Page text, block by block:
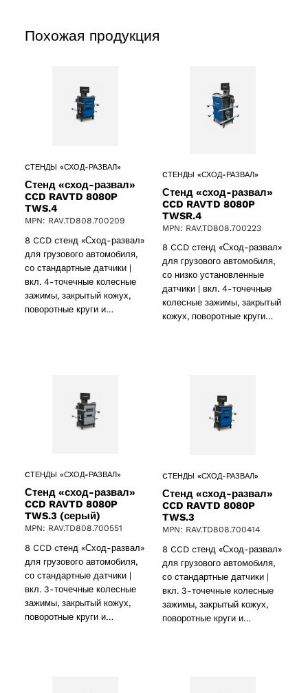
Похожая продукция
CТЕНДЫ «СХОД-РАЗВАЛ»
Стенд «сход-развал»
CCD RAVTD 8080P
TWS.4
MPN: RAV.TD808.700209
8 CCD cтенд «Сход-развал»
для грузового автомобиля,
со стандартные датчики |
вкл. 4-точечные колесные
зажимы, закрытый кожух,
поворотные круги и…
CТЕНДЫ «СХОД-РАЗВАЛ»
Стенд «сход-развал»
CCD RAVTD 8080P
TWSR.4
MPN: RAV.TD808.700223
8 CCD cтенд «Сход-развал»
для грузового автомобиля,
со низко установленные
датчики | вкл. 4-точечные
колесные зажимы, закрытый
кожух, поворотные круги…
CТЕНДЫ «СХОД-РАЗВАЛ»
Стенд «сход-развал»
CCD RAVTD 8080P
TWS.3 (серый)
MPN: RAV.TD808.700551
8 CCD cтенд «Сход-развал»
для грузового автомобиля,
со стандартные датчики |
вкл. 3-точечные колесные
зажимы, закрытый кожух,
поворотные круги и…
CТЕНДЫ «СХОД-РАЗВАЛ»
Стенд «сход-развал»
CCD RAVTD 8080P
TWS.3
MPN: RAV.TD808.700414
8 CCD cтенд «Сход-развал»
для грузового автомобиля,
со стандартные датчики |
вкл. 3-точечные колесные
зажимы, закрытый кожух,
поворотные круги и…